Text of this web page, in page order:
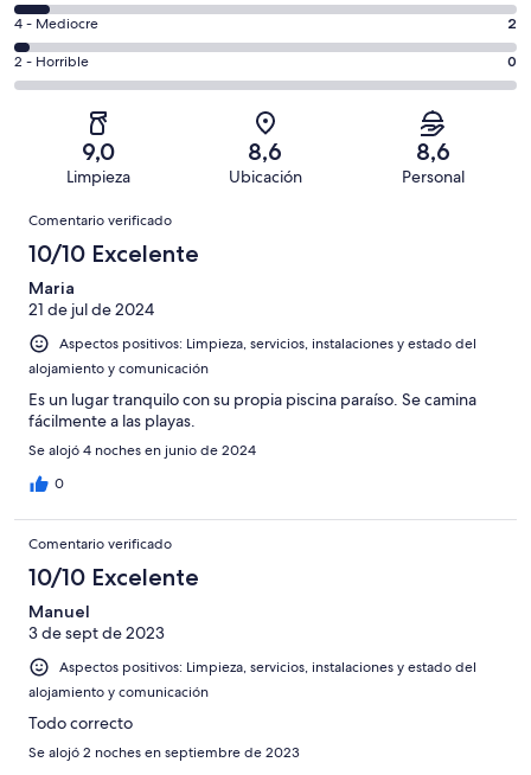
total
de
75
con
puntuación
un
total
de
puntuación
comentarios
de
un
total
puntuación
Normal
2
comentarios
de
una
puntuación
Mediocre
4 - Mediocre 2
0
comentarios
75
una
puntuación
de
2 - Horrible 0
9,0
Limpieza
8,6
Ubicación
8,6
Personal
Comentarios
Comentario verificado
10/10 Excelente
Maria
21 de jul de 2024
Aspectos positivos: Limpieza, servicios, instalaciones y estado del
alojamiento y comunicación
Es un lugar tranquilo con su propia piscina paraíso. Se camina
fácilmente a las playas.
Se alojó 4 noches en junio de 2024
0
Comentario verificado
10/10 Excelente
Manuel
3 de sept de 2023
Aspectos positivos: Limpieza, servicios, instalaciones y estado del
alojamiento y comunicación
Todo correcto
Se alojó 2 noches en septiembre de 2023